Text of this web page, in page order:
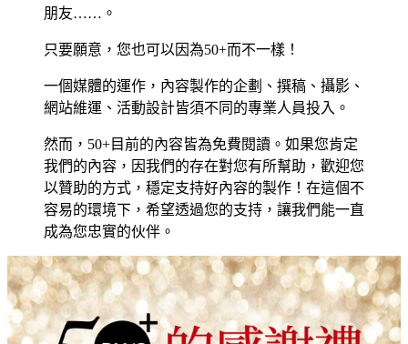
朋友……。
只要願意，您也可以因為50+而不一樣！
一個媒體的運作，內容製作的企劃、撰稿、攝影、
網站維運、活動設計皆須不同的專業人員投入。
然而，50+目前的內容皆為免費閱讀。如果您肯定
我們的內容，因我們的存在對您有所幫助，歡迎您
以贊助的方式，穩定支持好內容的製作！在這個不
容易的環境下，希望透過您的支持，讓我們能一直
成為您忠實的伙伴。